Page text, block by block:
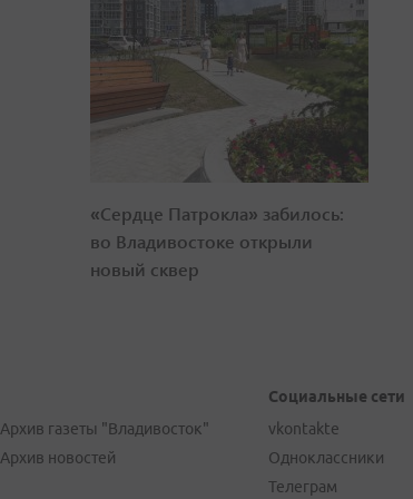
«Сердце Патрокла» забилось:
во Владивостоке открыли
новый сквер
Архив газеты "Владивосток"
Архив новостей
Социальные сети
vkontakte
Одноклассники
Телеграм